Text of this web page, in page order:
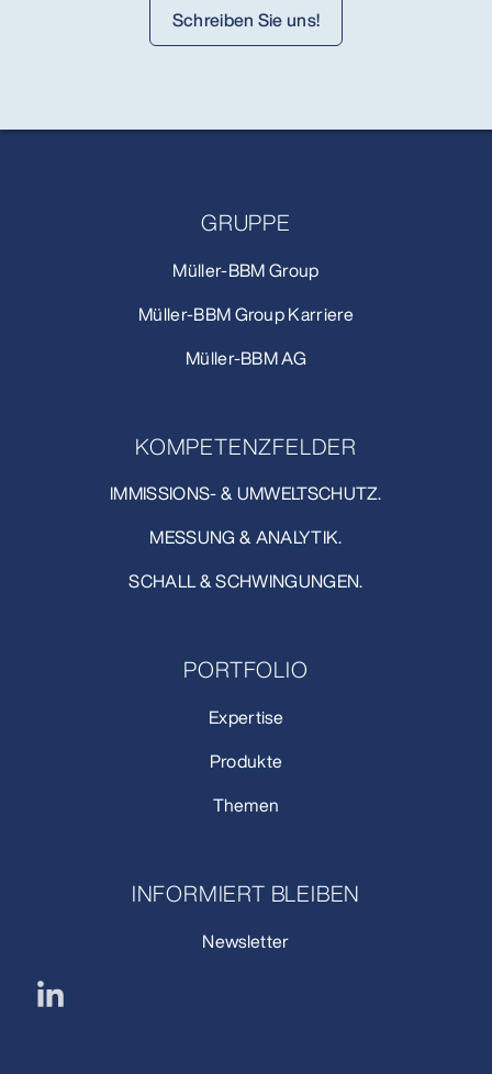
Schreiben Sie uns!
GRUPPE
Müller-BBM Group
Müller-BBM Group Karriere
Müller-BBM AG
KOMPETENZFELDER
IMMISSIONS- & UMWELTSCHUTZ.
MESSUNG & ANALYTIK.
SCHALL & SCHWINGUNGEN.
PORTFOLIO
Expertise
Produkte
Themen
INFORMIERT BLEIBEN
Newsletter